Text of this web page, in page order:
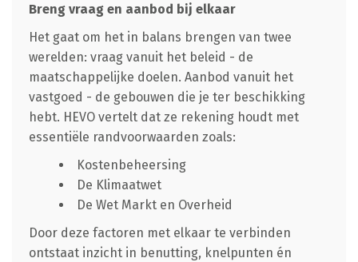
Breng vraag en aanbod bij elkaar
Het gaat om het in balans brengen van twee
werelden: vraag vanuit het beleid - de
maatschappelijke doelen. Aanbod vanuit het
vastgoed - de gebouwen die je ter beschikking
hebt. HEVO vertelt dat ze rekening houdt met
essentiële randvoorwaarden zoals:
Kostenbeheersing
De Klimaatwet
De Wet Markt en Overheid
Door deze factoren met elkaar te verbinden
ontstaat inzicht in benutting, knelpunten én